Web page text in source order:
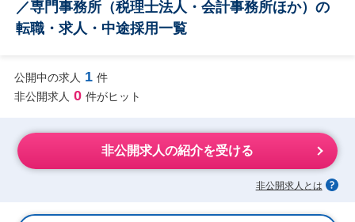
／専門事務所（税理士法人・会計事務所ほか）の
転職・求人・中途採用一覧
公開中の求人 1 件
非公開求人 0 件がヒット
非公開求人の紹介を受ける
非公開求人とは